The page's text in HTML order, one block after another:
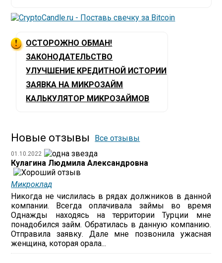
ОСТОРОЖНО ОБМАН!
ЗАКОНОДАТЕЛЬСТВО
УЛУЧШЕНИЕ КРЕДИТНОЙ ИСТОРИИ
ЗАЯВКА НА МИКРОЗАЙМ
КАЛЬКУЛЯТОР МИКРОЗАЙМОВ
Новые отзывы Все отзывы
01.10.2022
Кулагина Людмила Александровна
Микроклад
Никогда не числилась в рядах должников в данной
компании. Всегда оплачивала займы во время
Однажды находясь на территории Турции мне
понадобился займ. Обратилась в данную компанию.
Отправила заявку. Дале мне позвонила ужасная
женщина, которая орала...